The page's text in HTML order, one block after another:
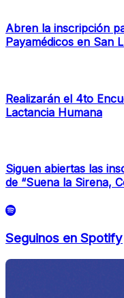
Abren la inscripción
Payamédicos en San
Realizarán el 4to
Lactancia Humana
Siguen abiertas las
de “Suena la Sirena,
Seguinos en Spotify